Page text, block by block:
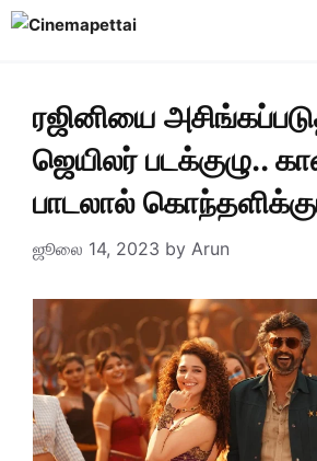
Skip
ரஜினியை
ஜெயிலர் படக்குழு..
பாடலால்
ஜூலை 14, 2023 by Arun